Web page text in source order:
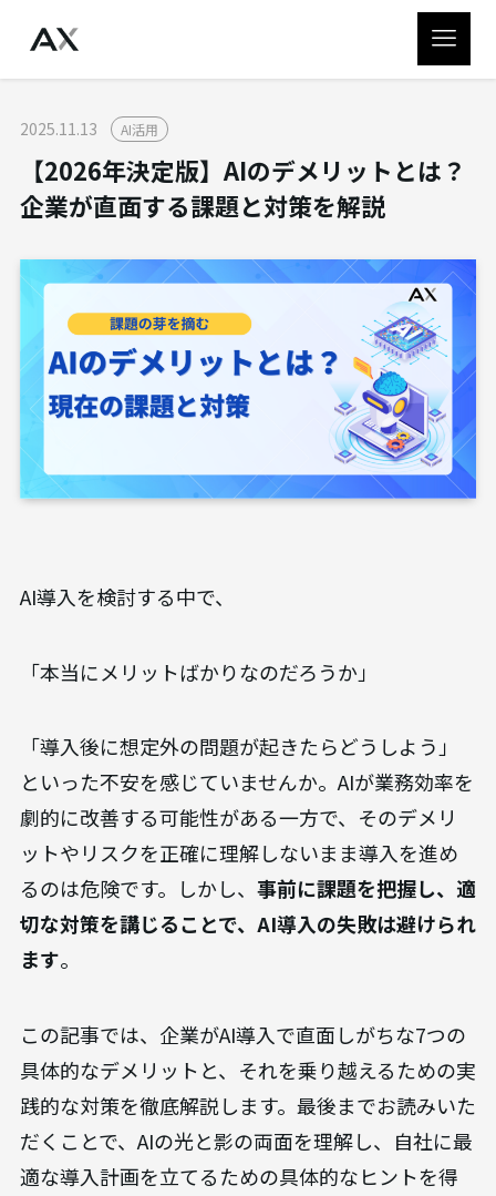
2025.11.13 AI活用
【2026年決定版】AIのデメリットとは？
企業が直面する課題と対策を解説
AI導入を検討する中で、
「本当にメリットばかりなのだろうか」
「導入後に想定外の問題が起きたらどうしよう」
といった不安を感じていませんか。AIが業務効率を
劇的に改善する可能性がある一方で、そのデメリ
ットやリスクを正確に理解しないまま導入を進め
るのは危険です。しかし、 事前に課題を把握し、適
切な対策を講じることで、AI導入の失敗は避けられ
ます。
この記事では、企業がAI導入で直面しがちな7つの
具体的なデメリットと、それを乗り越えるための実
践的な対策を徹底解説します。最後までお読みいた
だくことで、AIの光と影の両面を理解し、自社に最
適な導入計画を立てるための具体的なヒントを得